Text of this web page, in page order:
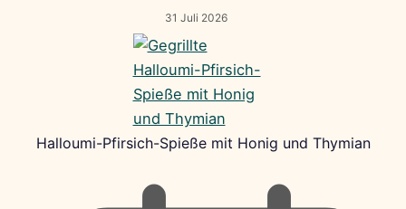
31 Juli 2026
Halloumi-Pfirsich-Spieße mit Honig und Thymian